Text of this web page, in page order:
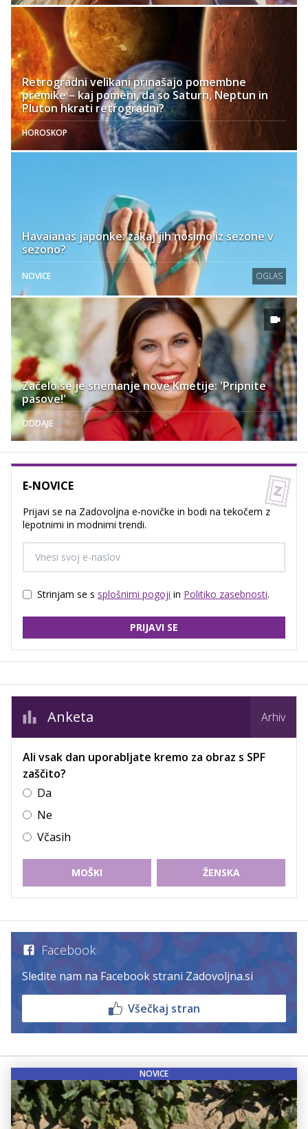
Retrogradni velikani prinašajo pomembne
premike – kaj pomeni, da so Saturn, Neptun in
Pluton hkrati retrogradni?
HOROSKOP
Havaianas japonke: zakaj jih nosimo iz sezone v
sezono?
NOVICE OGLAS
Začelo se je snemanje nove Kmetije: 'Pripnite
pasove!'
ODDAJE
E-NOVICE
Prijavi se na Zadovoljna e-novičke in bodi na tekočem z
lepotnimi in modnimi trendi.
Strinjam se s splošnimi pogoji in Politiko zasebnosti.
PRIJAVI SE
Anketa Arhiv
Ali vsak dan uporabljate kremo za obraz s SPF
zaščito?
Da
Ne
Včasih
MOŠKI ŽENSKA
Facebook
Sledite nam na Facebook strani Zadovoljna.si
Všečkaj stran
NOVICE